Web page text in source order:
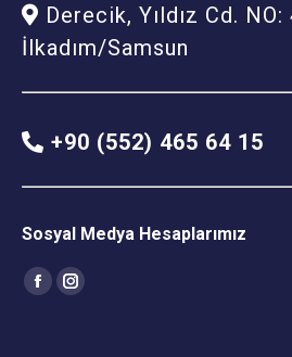
Derecik, Yıldız Cd.
İlkadım/Samsun
+90 (552) 465 64 15
Sosyal Medya Hesaplarımız
Find us on:
Facebook
Instagram